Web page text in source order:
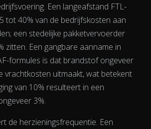
Y axes displaying % and EUR/L.
Een langeafstand FTL-
tot 40% van de bedrijfskosten aan
een stedelijke pakketvervoerder
zitten. Een gangbare aanname in
formules is dat brandstof ongeveer
vrachtkosten uitmaakt, wat betekent
van 10% resulteert in een
3%.
de herzieningsfrequentie. Een